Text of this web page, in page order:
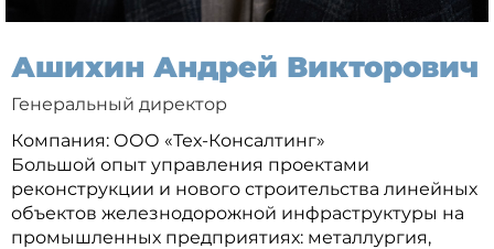
Ашихин Андрей Викторович
Генеральный директор
Компания: ООО «Тех-Консалтинг»
Большой опыт управления проектами
реконструкции и нового строительства линейных
объектов железнодорожной инфраструктуры на
промышленных предприятиях: металлургия,